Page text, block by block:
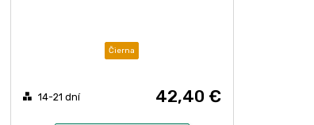
Čierna
14-21 dní 42,40 €